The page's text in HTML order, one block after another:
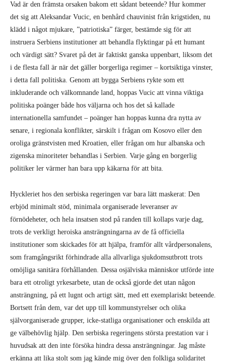
instruera Serbiens institutioner att behandla flyktingar på ett humant
och värdigt sätt? Svaret på det är faktiskt ganska uppenbart, liksom det
i de flesta fall är när det gäller borgerliga regimer – kortsiktiga vinster,
i detta fall politiska. Genom att bygga Serbiens rykte som ett
inkluderande och välkomnande land, hoppas Vucic att vinna viktiga
politiska poänger både hos väljarna och hos det så kallade
internationella samfundet – poänger han hoppas kunna dra nytta av
senare, i regionala konflikter, särskilt i frågan om Kosovo eller den
oroliga gränstvisten med Kroatien, eller frågan om hur albanska och
zigenska minoriteter behandlas i Serbien. Varje gång en borgerlig
politiker ler värmer han bara upp käkarna för att bita.
Hyckleriet hos den serbiska regeringen var bara lätt maskerat: Den
erbjöd minimalt stöd, minimala organiserade leveranser av
trots de verkligt heroiska ansträngningarna av de få officiella
institutioner som skickades för att hjälpa, framför allt vårdpersonalens,
som framgångsrikt förhindrade alla allvarliga sjukdomsutbrott trots
omöjliga sanitära förhållanden. Dessa osjälviska människor utförde inte
bara ett otroligt yrkesarbete, utan de också gjorde det utan någon
ansträngning, på ett lugnt och artigt sätt, med ett exemplariskt beteende.
Bortsett från dem, var det upp till kommunstyrelser och olika
självorganiserade grupper, icke-statliga organisationer och enskilda att
ge välbehövlig hjälp. Den serbiska regeringens största prestation var i
huvudsak att den inte försöka hindra dessa ansträngningar. Jag måste
erkänna att lika stolt som jag kände mig över den folkliga solidaritet
som uttryckts av det serbiska folket, lika generad kände jag mig inför
hur lite vår regering gjorde att hjälpa. När flyktingarna sade till mig,
”Tack så mycket, Serbien är så bra för oss!”, kunde jag inte låta bli att